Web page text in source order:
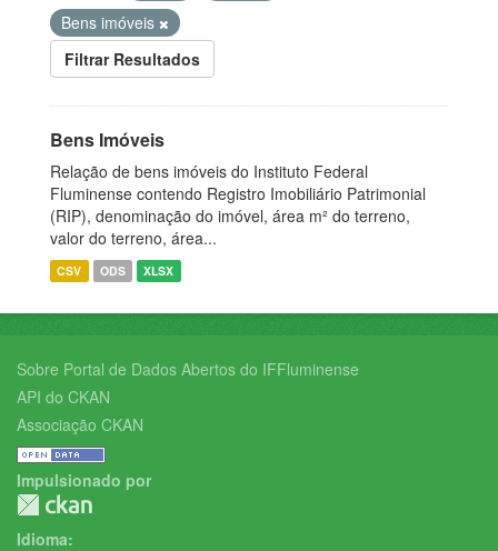
Bens imóveis
Filtrar Resultados
Bens Imóveis
Relação de bens imóveis do Instituto Federal
Fluminense contendo Registro Imobiliário Patrimonial
(RIP), denominação do imóvel, área m² do terreno,
valor do terreno, área...
CSV ODS XLSX
Sobre Portal de Dados Abertos do IFFluminense
API do CKAN
Associação CKAN
Impulsionado por
Idioma